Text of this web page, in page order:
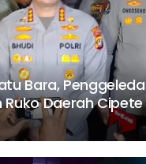
Bara,
Ruko Daerah Cipete